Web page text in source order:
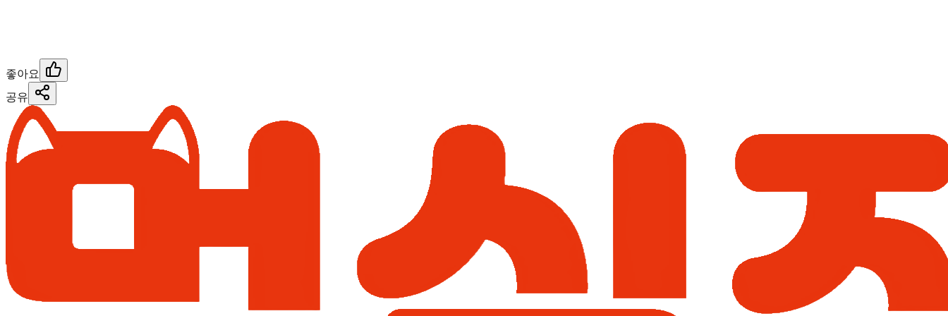
좋아요
공유